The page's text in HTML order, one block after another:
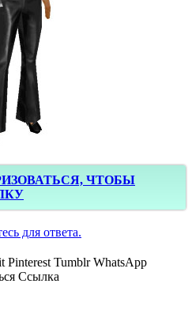
ЧТОБЫ
для ответа.
Pinterest Tumblr WhatsApp
Ссылка